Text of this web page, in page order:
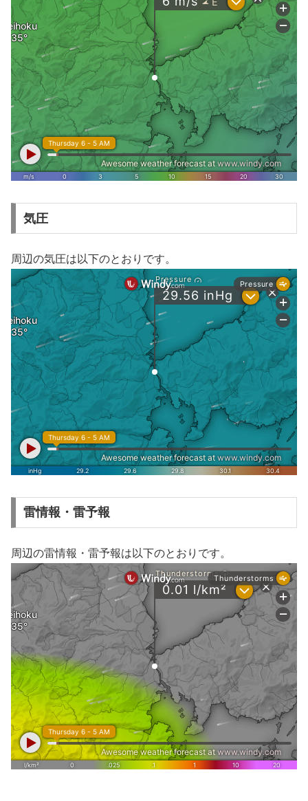
気圧
周辺の気圧は以下のとおりです。
雷情報・雷予報
周辺の雷情報・雷予報は以下のとおりです。